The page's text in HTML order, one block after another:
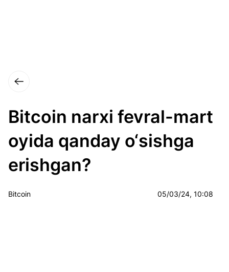
Bitcoin narxi fevral-mart
oyida qanday o‘sishga
erishgan?
Bitcoin 05/03/24, 10:08